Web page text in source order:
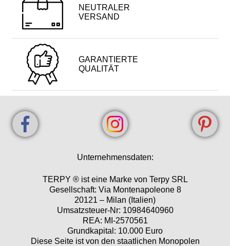
NEUTRALER
VERSAND
GARANTIERTE
QUALITÄT
Unternehmensdaten:
TERPY ® ist eine Marke von Terpy SRL
Gesellschaft: Via Montenapoleone 8
20121 – Milan (Italien)
Umsatzsteuer-Nr: 10984640960
REA: MI-2570561
Grundkapital: 10.000 Euro
Diese Seite ist von den staatlichen Monopolen